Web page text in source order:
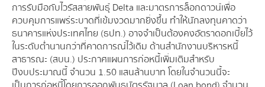
การรับมือกับไวรัสสายพันธุ์ Delta และมาตรการล็อกดาวน์เพื่อ
ควบคุมการแพร่ระบาดที่เข้มงวดมากยิ่งขึ้น ทำให้นักลงทุนคาดว่า
ธนาคารแห่งประเทศไทย (ธปท.) อาจจำเป็นต้องคงอัตราดอกเบี้ยไว้
ในระดับต่ำนานกว่าที่คาดการณ์ไว้เดิม ด้านสำนักงานบริหารหนี้
สาธารณะ (สบน.) ประกาศแผนการก่อหนี้เพิ่มเติมสำหรับ
ปีงบประมาณนี้ จำนวน 1.50 แสนล้านบาท โดยในจำนวนนี้จะ